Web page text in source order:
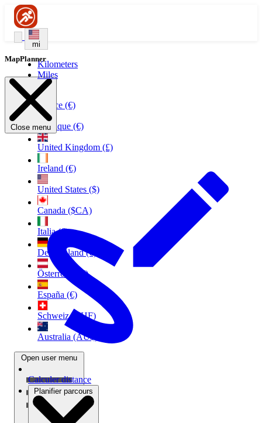
mi
Kilometers
Miles
France (€)
Belgique (€)
United Kingdom (£)
Ireland (€)
United States ($)
Canada ($CA)
Italia (€)
Deutschland (€)
Österreich (€)
España (€)
Schweiz (CHF)
Australia (AU$)
Open user menu
MapPlanner
Close menu
Calculer distance
Planifier parcours